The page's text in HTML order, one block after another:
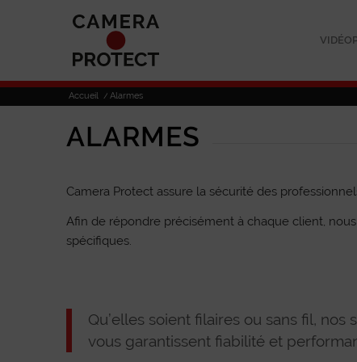
Accueil / Alarmes
ALARMES
Camera Protect assure la sécurité des
Afin de répondre précisément à chaque client,
spécifiques.
Qu’elles soient filaires ou sans fil,
vous garantissent fiabilité et